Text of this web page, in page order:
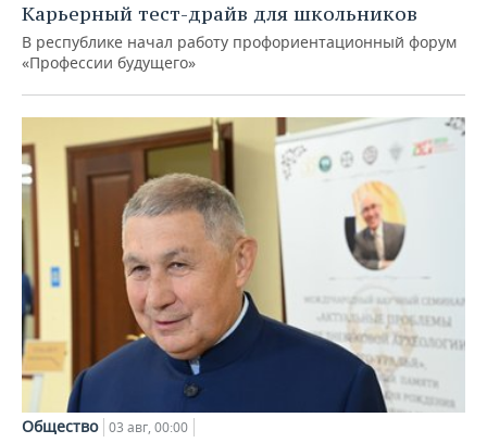
Карьерный тест-драйв для школьников
В республике начал работу профориентационный форум
«Профессии будущего»
Общество 03 авг, 00:00